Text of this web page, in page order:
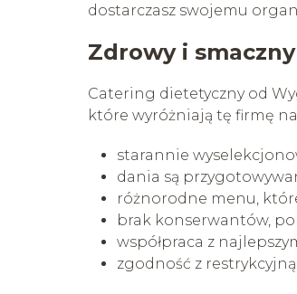
dostarczasz swojemu
Zdrowy i
Catering dietetyczny od
które wyróżniają tę firmę
starannie
dania są
różnorodne menu,
brak konserwantów,
współpraca z
zgodność z